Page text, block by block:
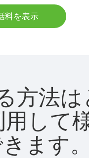
料を表示
法は
して
ます。